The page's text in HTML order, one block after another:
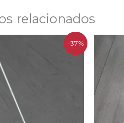
relacionados
-37%